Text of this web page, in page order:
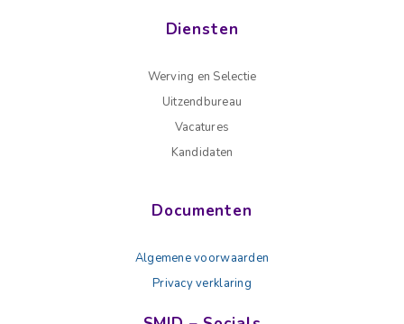
Diensten
Werving en Selectie
Uitzendbureau
Vacatures
Kandidaten
Documenten
Algemene voorwaarden
Privacy verklaring